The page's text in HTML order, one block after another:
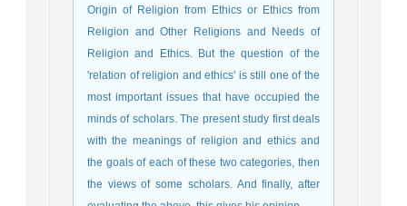
Origin of Religion from Ethics or Ethics from
Religion and Other Religions and Needs of
Religion and Ethics. But the question of the
'relation of religion and ethics' is still one of the
most important issues that have occupied the
minds of scholars. The present study first deals
with the meanings of religion and ethics and
the goals of each of these two categories, then
the views of some scholars. And finally, after